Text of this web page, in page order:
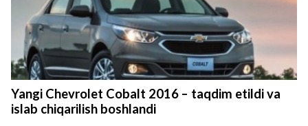
Yangi Chevrolet Cobalt 2016 – taqdim etildi va
islab chiqarilish boshlandi